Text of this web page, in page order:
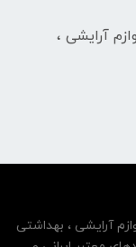
آرایشی ،
آرایشی ، بهداشتی